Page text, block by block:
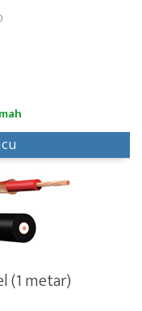
(1 metar)